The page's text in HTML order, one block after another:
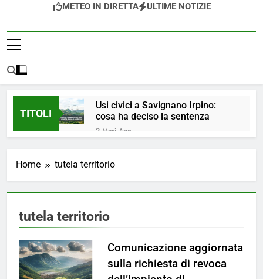
METEO IN DIRETTA ULTIME NOTIZIE
TITOLI
Usi civici a Savignano Irpino:
cosa ha deciso la sentenza
2 Mesi Ago
4 Mesi Ago
ORDINANZA N. 8/2026 –
PARZIALE REVOCA DEL DIVIETO
POTABILE
5 Mesi Ago
📢Aggiornamento Situazione
5 Mesi Ago
⚠️ Emergenza Acqua a
Savignano Irpino: Ordinanza n. 7
Home tutela territorio
tutela territorio
Comunicazione aggiornata
sulla richiesta di revoca